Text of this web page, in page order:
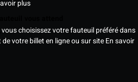
plus
choisissez votre fauteuil préféré dans
votre billet en ligne ou sur siteEn savoir